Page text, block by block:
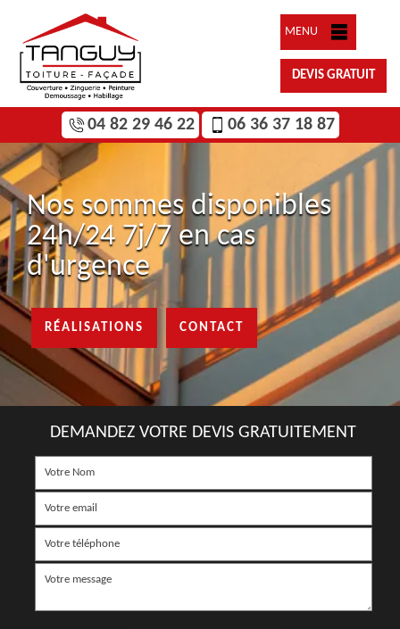
MENU
DEVIS GRATUIT
04 82 29 46 22 06 36 37 18 87
Nos sommes disponibles
24h/24 7j/7 en cas
d'urgence
RÉALISATIONS CONTACT
DEMANDEZ VOTRE DEVIS GRATUITEMENT